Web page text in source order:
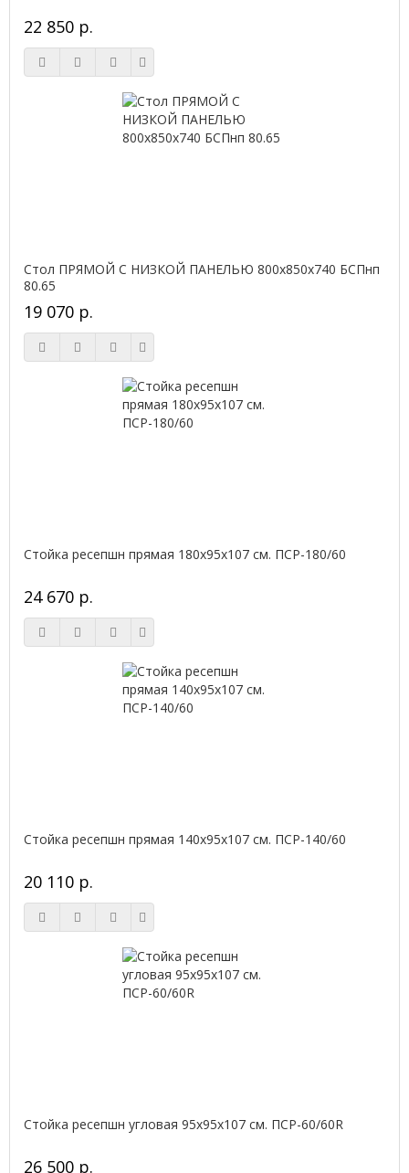
22 850 р.
Стол ПРЯМОЙ С НИЗКОЙ ПАНЕЛЬЮ 800х850х740 БСПнп
80.65
19 070 р.
Стойка ресепшн прямая 180х95х107 см. ПСР-180/60
24 670 р.
Стойка ресепшн прямая 140х95х107 см. ПСР-140/60
20 110 р.
Стойка ресепшн угловая 95х95х107 см. ПСР-60/60R
26 500 р.